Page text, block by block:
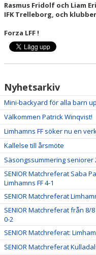
Rasmus Fridolf och Liam
IFK Trelleborg, och
Forza LFF !
Nyhetsarkiv
Mini-backyard för alla barn
Välkommen Patrick Winqvist!
Limhamns FF söker nu en
Kallelse till årsmöte
Säsongssummering seniorer
SENIOR Matchreferat Saba
Limhamns FF 4-1
SENIOR Matchreferat
SENIOR Matchreferat från 8/
0-2
SENIOR Matchreferat:
SENIOR Matchreferat